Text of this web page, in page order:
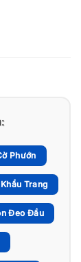
Phướn
Khẩu Trang
Đeo Đầu